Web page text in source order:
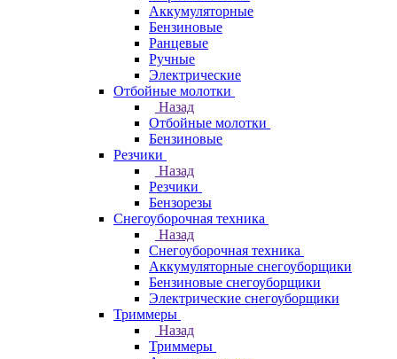
Аккумуляторные
Бензиновые
Ранцевые
Ручные
Электрические
Отбойные молотки
Назад
Отбойные молотки
Бензиновые
Резчики
Назад
Резчики
Бензорезы
Снегоуборочная техника
Назад
Снегоуборочная техника
Аккумуляторные снегоуборщики
Бензиновые снегоуборщики
Электрические снегоуборщики
Триммеры
Назад
Триммеры